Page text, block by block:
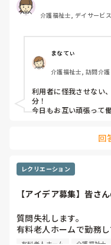
今の私を振り返ってみ
利用者からは「素直に
みやすい」
って言われます。
職員から見ての私は？
す…
介護福祉士, デイサービス
まなてぃ
介護福祉士, 訪問介護
利用者に怪我させない
分！
今日もお互い頑張って
回
レクリエーション
【アイデア募集】皆さ
質問失礼します。
有料老人ホームで勤務し